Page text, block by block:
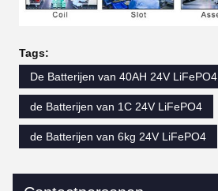
Tags:
De Batterijen van 40AH 24V LiFePO4
de Batterijen van 1C 24V LiFePO4
de Batterijen van 6kg 24V LiFePO4